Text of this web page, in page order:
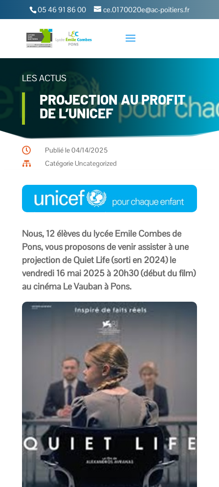
05 46 91 86 00 ce.0170020e@ac-poitiers.fr
LES ACTUS
PROJECTION AU PROFIT
DE L’UNICEF

Publié le 04/14/2025

CatégorieUncategorized
Nous, 12 élèves du lycée Emile Combes de
Pons, vous proposons de venir assister à une
projection de Quiet Life (sorti en 2024) le
vendredi 16 mai 2025 à 20h30 (début du film)
au cinéma Le Vauban à Pons.